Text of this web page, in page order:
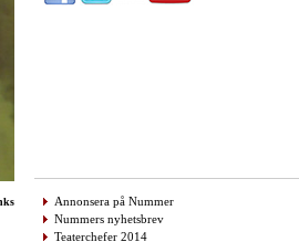
Annonsera på Nummer
Nummers nyhetsbrev
Teaterchefer 2014